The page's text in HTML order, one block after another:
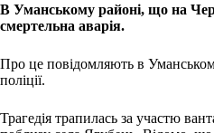
В Уманському районі, що на
смертельна аварія.
Про це повідомляють в
поліції.
Трагедія трапилась за участю